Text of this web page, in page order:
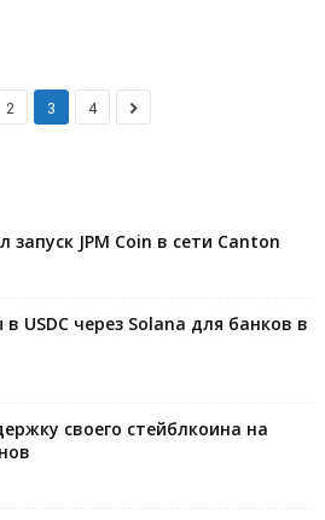
2 3 4
запуск JPM Coin в сети Canton
USDC через Solana для банков в
своего стейблкоина на